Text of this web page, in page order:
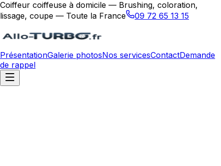
Coiffeur coiffeuse à domicile — Brushing, coloration,
lissage, coupe — Toute la France
09 72 65 13 15
PrésentationGalerie photosNos servicesContactDemande
de rappel